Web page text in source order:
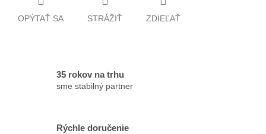
OPÝTAŤ SA STRÁŽIŤ ZDIEĽAŤ
35 rokov na trhu
sme stabilný partner
Rýchle doručenie